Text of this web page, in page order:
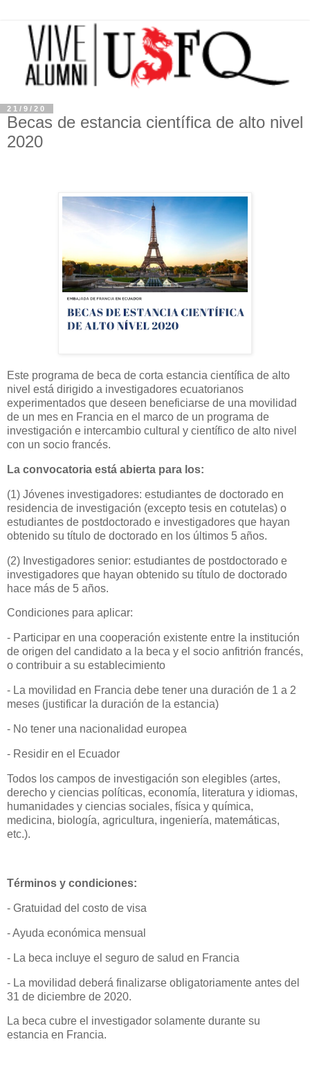
21/9/20
Becas de estancia científica de alto nivel
2020
Este programa de beca de corta estancia científica de alto
nivel está dirigido a investigadores ecuatorianos
experimentados que deseen beneficiarse de una movilidad
de un mes en Francia en el marco de un programa de
investigación e intercambio cultural y científico de alto nivel
con un socio francés.
La convocatoria está abierta para los:
(1) Jóvenes investigadores: estudiantes de doctorado en
residencia de investigación (excepto tesis en cotutelas) o
estudiantes de postdoctorado e investigadores que hayan
obtenido su título de doctorado en los últimos 5 años.
(2) Investigadores senior: estudiantes de postdoctorado e
investigadores que hayan obtenido su título de doctorado
hace más de 5 años.
Condiciones para aplicar:
- Participar en una cooperación existente entre la institución
de origen del candidato a la beca y el socio anfitrión francés,
o contribuir a su establecimiento
- La movilidad en Francia debe tener una duración de 1 a 2
meses (justificar la duración de la estancia)
- No tener una nacionalidad europea
- Residir en el Ecuador
Todos los campos de investigación son elegibles (artes,
derecho y ciencias políticas, economía, literatura y idiomas,
humanidades y ciencias sociales, física y química,
medicina, biología, agricultura, ingeniería, matemáticas,
etc.).
Términos y condiciones:
- Gratuidad del costo de visa
- Ayuda económica mensual
- La beca incluye el seguro de salud en Francia
- La movilidad deberá finalizarse obligatoriamente antes del
31 de diciembre de 2020.
La beca cubre el investigador solamente durante su
estancia en Francia.